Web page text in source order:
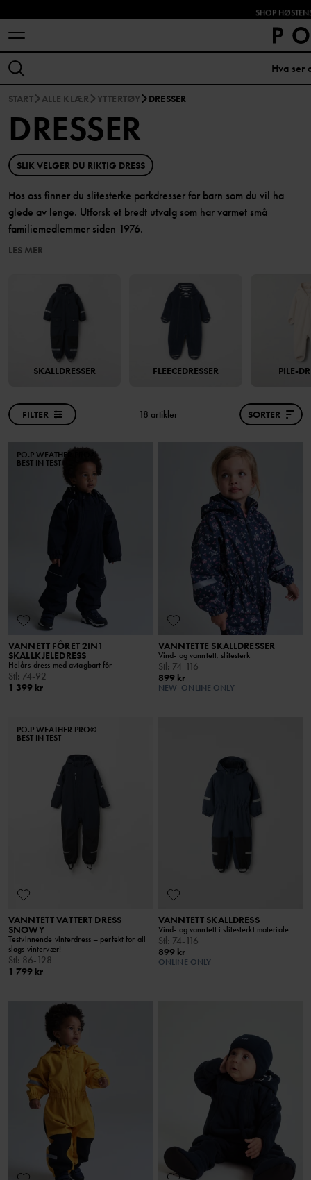
SHOP
START ALLE KLÆR YTTERTØY DRESSER
DRESSER
SLIK VELGER DU RIKTIG DRESS
Hos oss finner du slitesterke parkdresser for barn som du vil ha
glede av lenge. Utforsk et bredt utvalg som har varmet små
familiemedlemmer siden 1976.
LES MER
SKALLDRESSER FLEECEDRESSER PILE-
FILTER 18 artikler SORTER
PO.P WEATHER PRO®
BEST IN TEST
VANNETT FÔRET 2IN1
SKALLKJELEDRESS
Helårs-dress med avtagbart fôr
Stl: 74-92
1 399 kr
VANNTETTE SKALLDRESSER
Vind- og vanntett, slitesterk
Stl: 74-116
899 kr
NEW ONLINE ONLY
PO.P WEATHER PRO®
BEST IN TEST
VANNTETT VATTERT DRESS
SNOWY
Testvinnende vinterdress – perfekt for all
slags vintervær!
Stl: 86-128
1 799 kr
VANNTETT SKALLDRESS
Vind- og vanntett i slitesterkt materiale
Stl: 74-116
899 kr
ONLINE ONLY